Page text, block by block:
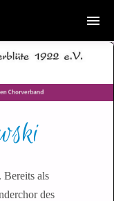
Bereits als
des